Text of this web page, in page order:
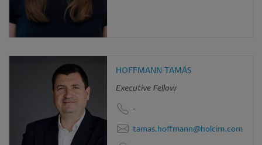
HOFFMANN TAMÁS
Executive Fellow
-
tamas.hoffmann@holcim.com